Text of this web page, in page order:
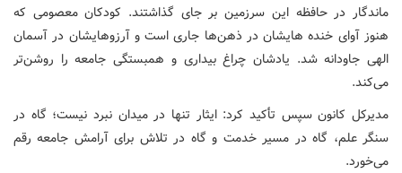
ماندگار در حافظه این سرزمین بر جای گذاشتند. کودکان معصومی که
هنوز آوای خنده‌ هایشان در ذهن‌ها جاری است و آرزوهایشان در آسمان
الهی جاودانه شد. یادشان چراغ بیداری و همبستگی جامعه را روشن‌تر
می‌کند.
مدیرکل کانون سپس تأکید کرد: ایثار تنها در میدان نبرد نیست؛ گاه در
سنگر علم، گاه در مسیر خدمت و گاه در تلاش برای آرامش جامعه رقم
می‌خورد.